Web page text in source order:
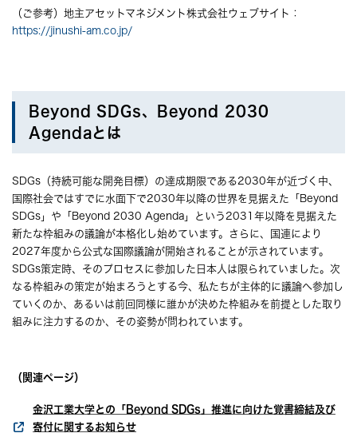
（ご参考）地主アセットマネジメント株式会社ウェブサイト：
https://jinushi-am.co.jp/
Beyond SDGs、Beyond 2030
Agendaとは
SDGs（持続可能な開発目標）の達成期限である2030年が近づく中、
国際社会ではすでに水面下で2030年以降の世界を見据えた「Beyond
SDGs」や「Beyond 2030 Agenda」という2031年以降を見据えた
新たな枠組みの議論が本格化し始めています。さらに、国連により
2027年度から公式な国際議論が開始されることが示されています。
SDGs策定時、そのプロセスに参加した日本人は限られていました。次
なる枠組みの策定が始まろうとする今、私たちが主体的に議論へ参加し
ていくのか、あるいは前回同様に誰かが決めた枠組みを前提とした取り
組みに注力するのか、その姿勢が問われています。
（関連ページ）
金沢工業大学との「Beyond SDGs」推進に向けた覚書締結及び
寄付に関するお知らせ